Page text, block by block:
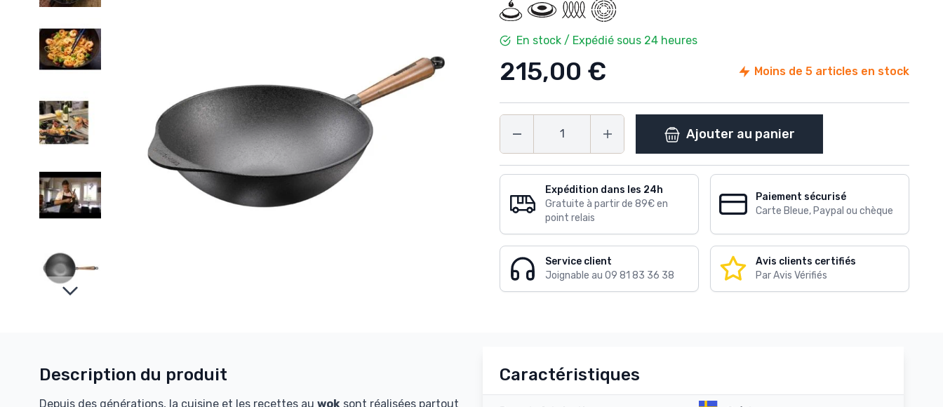
Slides suivantes
En stock / Expédié sous 24 heures
215,00 € Moins de 5 articles en stock
Ajouter au panier
Expédition dans les 24h
Gratuite à partir de 89€ en
point relais
Paiement sécurisé
Carte Bleue, Paypal ou chèque
Service client
Joignable au 09 81 83 36 38
Avis clients certifiés
Par Avis Vérifiés
Description du produit
Depuis des générations, la cuisine et les recettes au wok sont réalisées partout
Caractéristiques